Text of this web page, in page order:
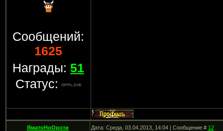
Сообщений:
1625
Награды: 51
Статус:
ЯматоНоОроти Дата: Среда, 03.04.2013, 14:04 | Сообщение #12